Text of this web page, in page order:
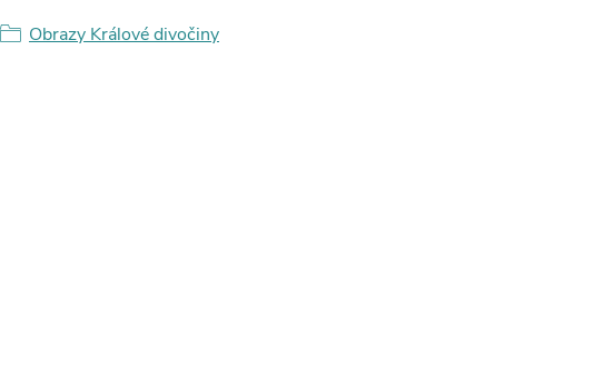
Obrazy Králové divočiny